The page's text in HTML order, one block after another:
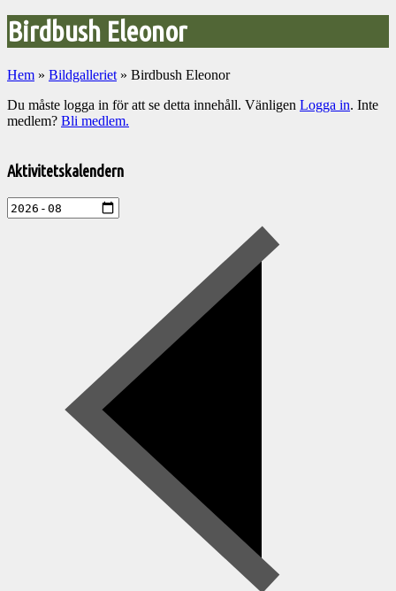
Birdbush Eleonor
Hem » Bildgalleriet » Birdbush Eleonor
Du måste logga in för att se detta innehåll. Vänligen Logga in. Inte
medlem? Bli medlem.
till
aktiviteter
Aktivitetskalendern